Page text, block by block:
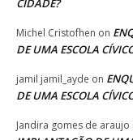
CIDADE?
Michel Cristofhen on
DE UMA ESCOLA
jamil jamil_ayde on
DE UMA ESCOLA
Jandira gomes de araujo